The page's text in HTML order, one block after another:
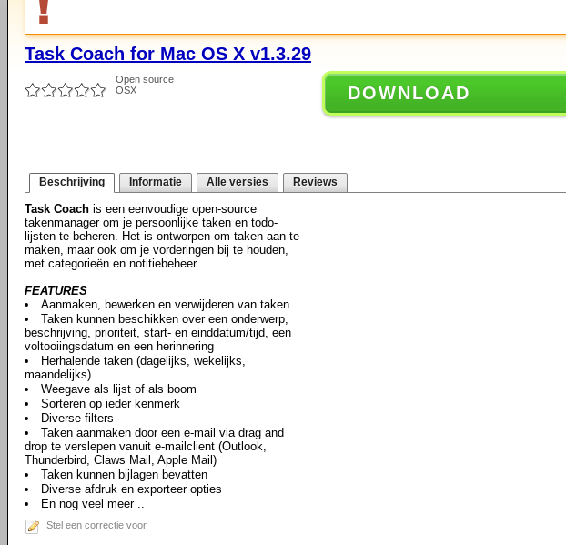
Task Coach for Mac OS X v1.3.29
Open source
OSX
DOWNLOAD
Beschrijving Informatie Alle versies Reviews
Task Coach is een eenvoudige open-source
takenmanager om je persoonlijke taken en todo-
lijsten te beheren. Het is ontworpen om taken aan te
maken, maar ook om je vorderingen bij te houden,
met categorieën en notitiebeheer.
FEATURES
Aanmaken, bewerken en verwijderen van taken
Taken kunnen beschikken over een onderwerp,
beschrijving, prioriteit, start- en einddatum/tijd, een
voltooiingsdatum en een herinnering
Herhalende taken (dagelijks, wekelijks,
maandelijks)
Weegave als lijst of als boom
Sorteren op ieder kenmerk
Diverse filters
Taken aanmaken door een e-mail via drag and
drop te verslepen vanuit e-mailclient (Outlook,
Thunderbird, Claws Mail, Apple Mail)
Taken kunnen bijlagen bevatten
Diverse afdruk en exporteer opties
En nog veel meer ..
Stel een correctie voor